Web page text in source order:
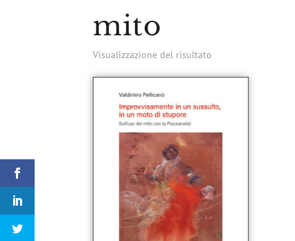
mito
Visualizzazione del risultato